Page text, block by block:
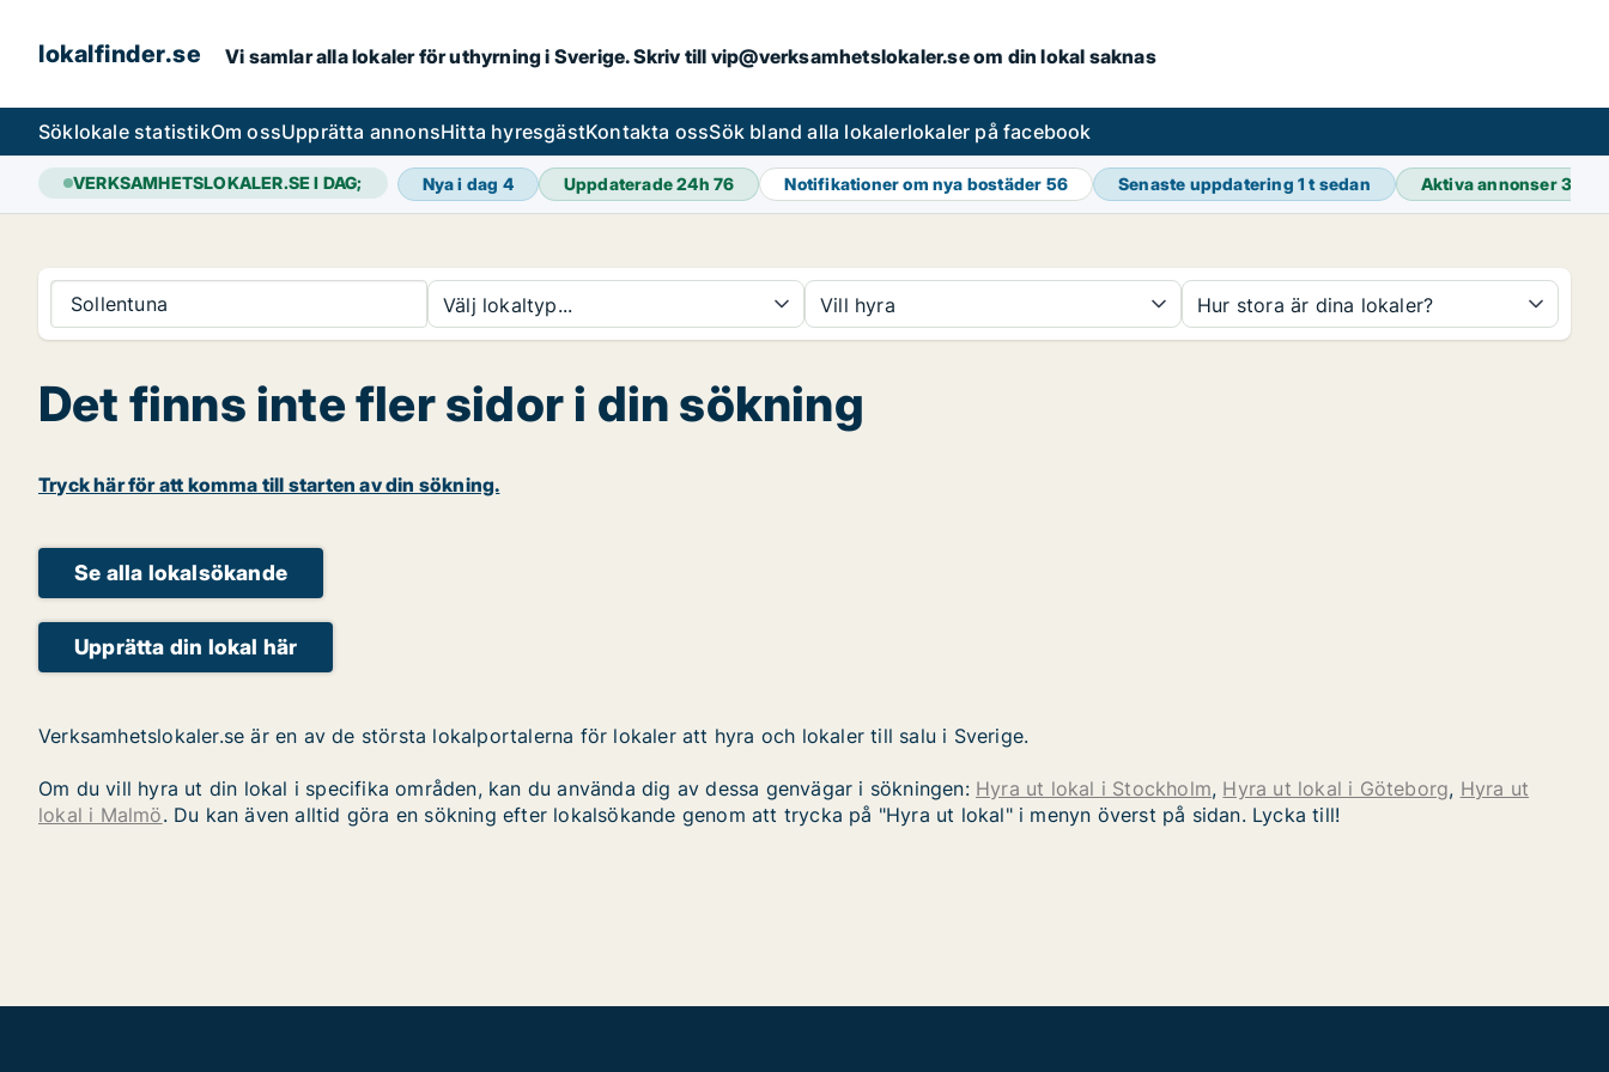
lokalfinder.se Vi samlar alla lokaler för uthyrning i Sverige. Skriv till vip@verksamhetslokaler.se om din lokal saknas
Söklokale statistikOm ossUpprätta annonsHitta hyresgästKontakta ossSök bland alla lokalerlokaler på facebook
VERKSAMHETSLOKALER.SE I DAG; Nya i dag 4 Uppdaterade 24h76 Notifikationer om nya bostäder 56 Senaste uppdatering1 t sedan Aktiva annonser39
Sollentuna Välj lokaltyp... Vill hyra Hur stora är dina lokaler?
Det finns inte fler sidor i din sökning
Tryck här för att komma till starten av din sökning.
Se alla lokalsökande
Upprätta din lokal här
Verksamhetslokaler.se är en av de största lokalportalerna för lokaler att hyra och lokaler till salu i Sverige.
Om du vill hyra ut din lokal i specifika områden, kan du använda dig av dessa genvägar i sökningen: Hyra ut lokal i Stockholm, Hyra ut lokal i Göteborg, Hyra ut
lokal i Malmö. Du kan även alltid göra en sökning efter lokalsökande genom att trycka på "Hyra ut lokal" i menyn överst på sidan. Lycka till!